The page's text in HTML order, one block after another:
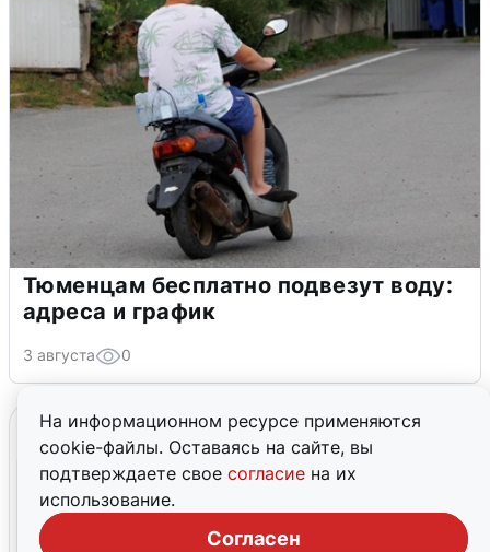
На информационном ресурсе применяются
cookie-файлы. Оставаясь на сайте, вы
подтверждаете свое согласие на их
использование.
Согласен
Тюменцам бесплатно подвезут воду:
адреса и график
3 августа 0